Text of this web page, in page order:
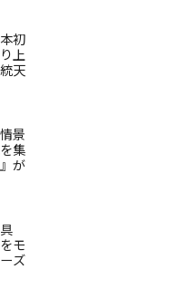
初
上
天
景
集
が
モ
ズ